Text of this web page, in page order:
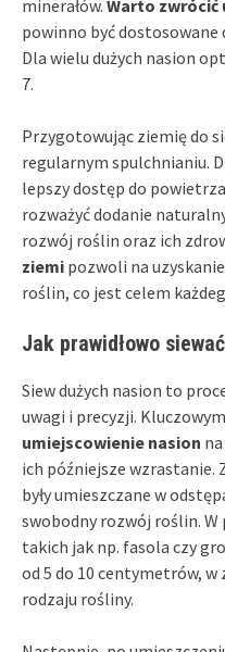
minerałów. Warto zwrócić
powinno być
Dla wielu dużych nasion
7.
Przygotowując ziemię do
regularnym spulchnianiu.
lepszy dostęp do
rozważyć dodanie
rozwój roślin oraz ich
ziemi pozwoli na
roślin, co jest celem
Jak prawidłowo
Siew dużych nasion to
uwagi i precyzji.
umiejscowienie nasion
ich późniejsze wzrastanie.
były umieszczane w
swobodny rozwój roślin. W
takich jak np. fasola czy
od 5 do 10 centymetrów, w
rodzaju rośliny.